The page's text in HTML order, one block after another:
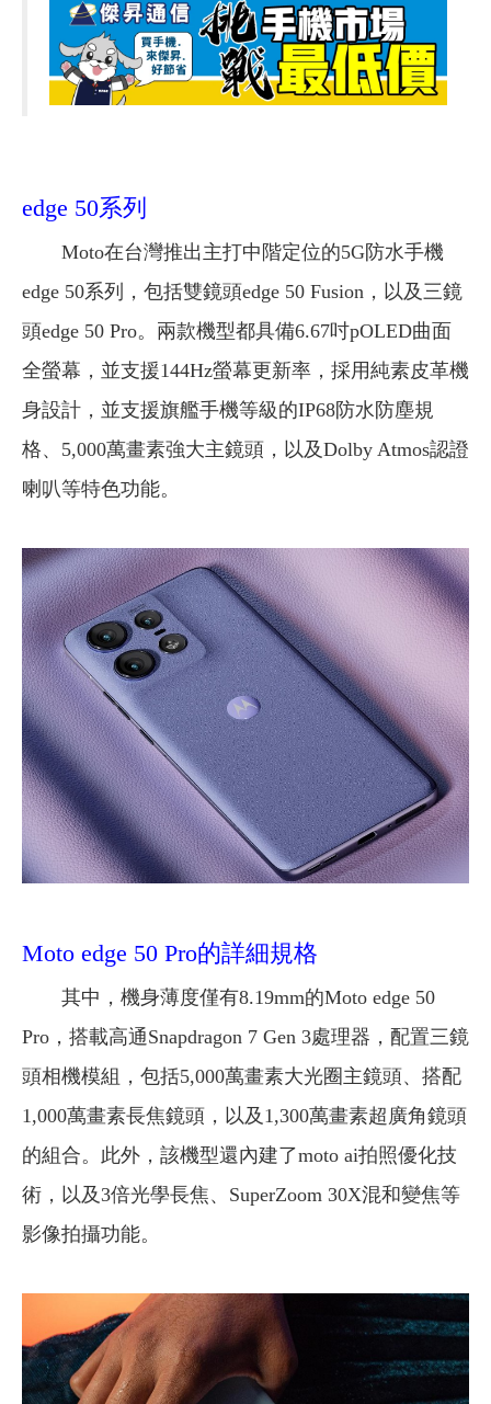
edge 50系列
Moto在台灣推出主打中階定位的5G防水手機
edge 50系列，包括雙鏡頭edge 50 Fusion，以及三鏡
頭edge 50 Pro。兩款機型都具備6.67吋pOLED曲面
全螢幕，並支援144Hz螢幕更新率，採用純素皮革機
身設計，並支援旗艦手機等級的IP68防水防塵規
格、5,000萬畫素強大主鏡頭，以及Dolby Atmos認證
喇叭等特色功能。
Moto edge 50 Pro的詳細規格
其中，機身薄度僅有8.19mm的Moto edge 50
Pro，搭載高通Snapdragon 7 Gen 3處理器，配置三鏡
頭相機模組，包括5,000萬畫素大光圈主鏡頭、搭配
1,000萬畫素長焦鏡頭，以及1,300萬畫素超廣角鏡頭
的組合。此外，該機型還內建了moto ai拍照優化技
術，以及3倍光學長焦、SuperZoom 30X混和變焦等
影像拍攝功能。